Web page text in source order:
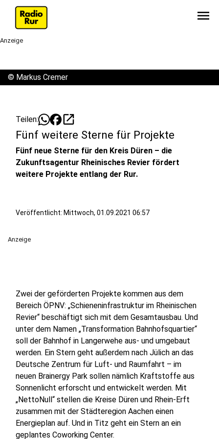
menu
Anzeige
© Markus Cremer
Teilen: open_in_new
Fünf weitere Sterne für Projekte
Fünf neue Sterne für den Kreis Düren – die
Zukunftsagentur Rheinisches Revier fördert
weitere Projekte entlang der Rur.
Veröffentlicht: Mittwoch, 01.09.2021 06:57
Anzeige
Zwei der geförderten Projekte kommen aus dem
Bereich ÖPNV: „Schieneninfrastruktur im Rheinischen
Revier“ beschäftigt sich mit dem Gesamtausbau. Und
unter dem Namen „Transformation Bahnhofsquartier“
soll der Bahnhof in Langerwehe aus- und umgebaut
werden. Ein Stern geht außerdem nach Jülich an das
Deutsche Zentrum für Luft- und Raumfahrt – im
neuen Brainergy Park sollen nämlich Kraftstoffe aus
Sonnenlicht erforscht und entwickelt werden. Mit
„NettoNull“ stellen die Kreise Düren und Rhein-Erft
zusammen mit der Städteregion Aachen einen
Energieplan auf. Und in Titz geht ein Stern an ein
geplantes Coworking Center.